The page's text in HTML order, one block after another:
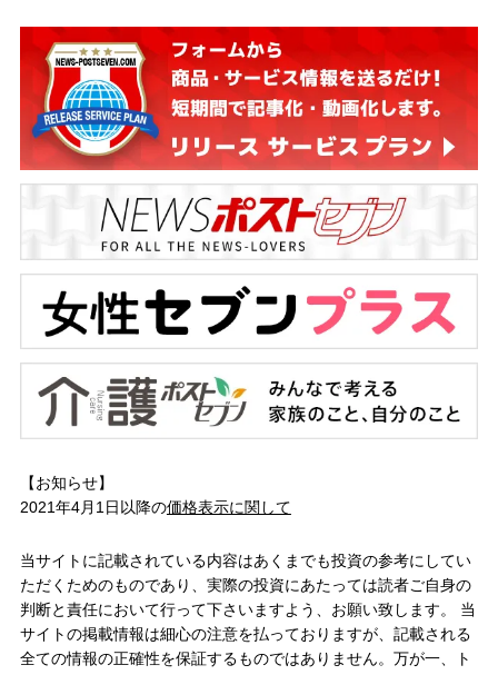
【お知らせ】
2021年4月1日以降の価格表示に関して
当サイトに記載されている内容はあくまでも投資の参考にしてい
ただくためのものであり、実際の投資にあたっては読者ご自身の
判断と責任において行って下さいますよう、お願い致します。 当
サイトの掲載情報は細心の注意を払っておりますが、記載される
全ての情報の正確性を保証するものではありません。万が一、ト